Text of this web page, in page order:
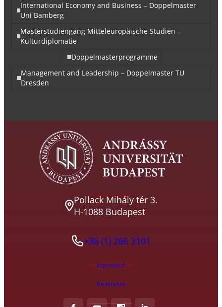
International Economy and Business – Doppelmaster
Uni Bamberg
Masterstudiengang Mitteleuropäische Studien –
Kulturdiplomatie
Doppelmasterprogramme
Management and Leadership – Doppelmaster TU
Dresden
Pollack Mihály tér 3.
H-1088 Budapest
+36 (1) 266 3101
Impressum
Rechtliches